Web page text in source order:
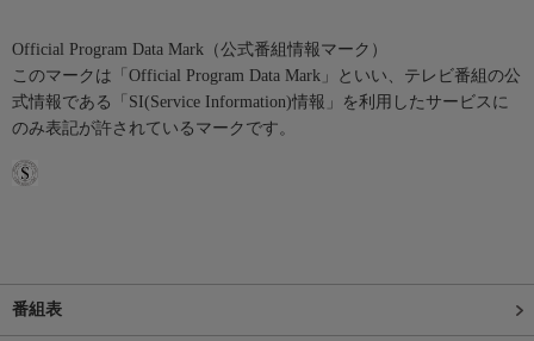
Official Program Data Mark（公式番組情報マーク）
このマークは「Official Program Data Mark」といい、テレビ番組の公
式情報である「SI(Service Information)情報」を利用したサービスに
のみ表記が許されているマークです。
番組表